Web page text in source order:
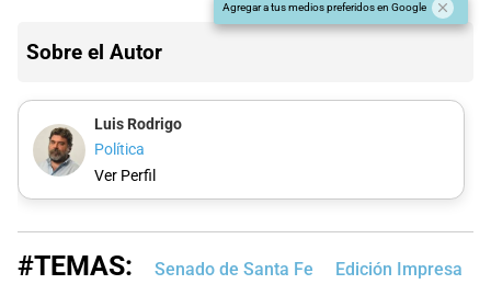
Agregar a tus medios preferidos en Google
Sobre el Autor
Luis Rodrigo
Política
Ver Perfil
#TEMAS: Senado de Santa Fe Edición Impresa